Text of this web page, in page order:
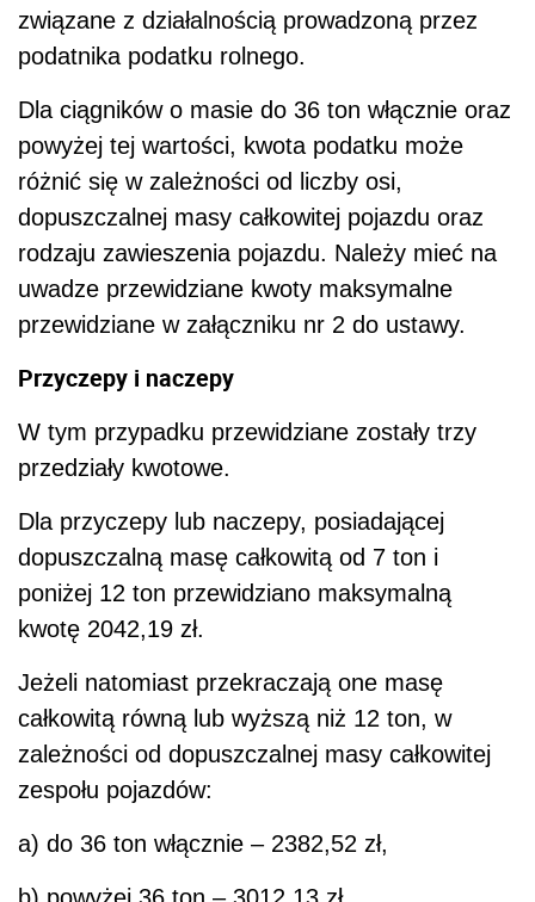
związane z działalnością prowadzoną przez
podatnika podatku rolnego.
Dla ciągników o masie do 36 ton włącznie oraz
powyżej tej wartości, kwota podatku może
różnić się w zależności od liczby osi,
dopuszczalnej masy całkowitej pojazdu oraz
rodzaju zawieszenia pojazdu. Należy mieć na
uwadze przewidziane kwoty maksymalne
przewidziane w załączniku nr 2 do ustawy.
Przyczepy i naczepy
W tym przypadku przewidziane zostały trzy
przedziały kwotowe.
Dla przyczepy lub naczepy, posiadającej
dopuszczalną masę całkowitą od 7 ton i
poniżej 12 ton przewidziano maksymalną
kwotę 2042,19 zł.
Jeżeli natomiast przekraczają one masę
całkowitą równą lub wyższą niż 12 ton, w
zależności od dopuszczalnej masy całkowitej
zespołu pojazdów:
a) do 36 ton włącznie – 2382,52 zł,